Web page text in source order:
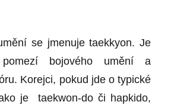
se jmenuje taekkyon. Je
bojového umění a
Korejci, pokud jde o typické
je taekwon-do či hapkido,